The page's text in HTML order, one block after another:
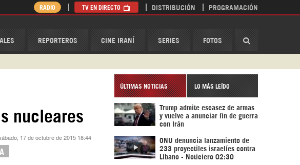
REPORTEROS CINE IRANÍ SERIES FOTOS
RADIO TV EN DIRECTO DISTRIBUCIÓN PROGRAMACIÓN
nucleares
17 de octubre de 2015 18:44
A
ÚLTIMAS NOTICIAS LO MÁS LEÍDO
Trump admite escasez de armas
y vuelve a anunciar fin de guerra
con Irán
ONU denuncia lanzamiento de
233 proyectiles israelíes contra
Líbano - Noticiero 02:30